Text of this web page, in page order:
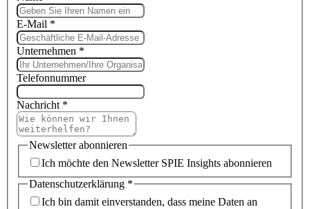
E-Mail *
Unternehmen *
Telefonnummer
Nachricht *
Newsletter abonnieren
Ich möchte den Newsletter SPIE Insights abonnieren
Datenschutzerklärung *
Ich bin damit einverstanden, dass meine Daten an